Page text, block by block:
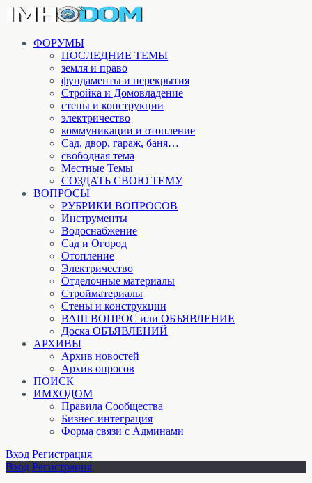
ФОРУМЫ
ПОСЛЕДНИЕ ТЕМЫ
земля и право
фундаменты и перекрытия
Стройка и Домовладение
стены и конструкции
электричество
коммуникации и отопление
Cад, двор, гараж, баня…
свободная тема
Местные Темы
СОЗДАТЬ СВОЮ ТЕМУ
ВОПРОСЫ
РУБРИКИ ВОПРОСОВ
Инструменты
Водоснабжение
Сад и Огород
Отопление
Электричество
Отделочные материалы
Стройматериалы
Стены и конструкции
ВАШ ВОПРОС или ОБЪЯВЛЕНИЕ
Доска ОБЪЯВЛЕНИЙ
АРХИВЫ
Архив новостей
Архив опросов
ПОИСК
ИМХОДОМ
Правила Сообщества
Бизнес-интеграция
Форма связи с Админами
Вход Регистрация
Вход Регистрация